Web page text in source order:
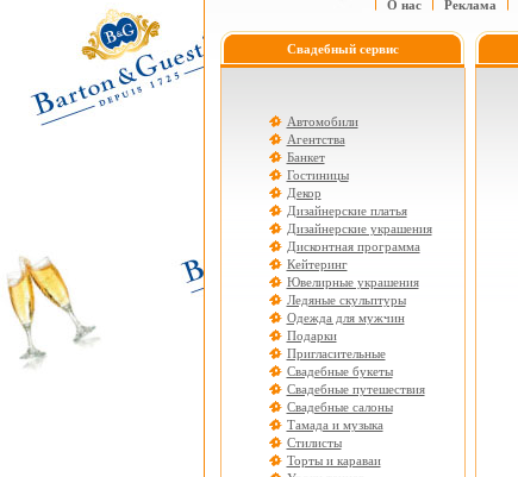
О нас Реклама
Свадебный сервис
Автомобили
Агентства
Банкет
Гостиницы
Декор
Дизайнерские платья
Дизайнерские украшения
Дисконтная программа
Кейтеринг
Ювелирные украшения
Ледяные скульптуры
Одежда для мужчин
Подарки
Пригласительные
Свадебные букеты
Свадебные путешествия
Свадебные салоны
Тамада и музыка
Стилисты
Торты и караваи